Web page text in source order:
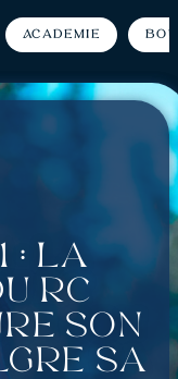
Académie
: La
RC
son
sa